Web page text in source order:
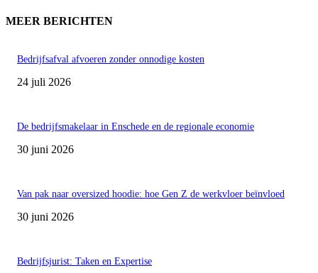
MEER BERICHTEN
Bedrijfsafval afvoeren zonder onnodige kosten
24 juli 2026
De bedrijfsmakelaar in Enschede en de regionale economie
30 juni 2026
Van pak naar oversized hoodie: hoe Gen Z de werkvloer beïnvloed
30 juni 2026
Bedrijfsjurist: Taken en Expertise